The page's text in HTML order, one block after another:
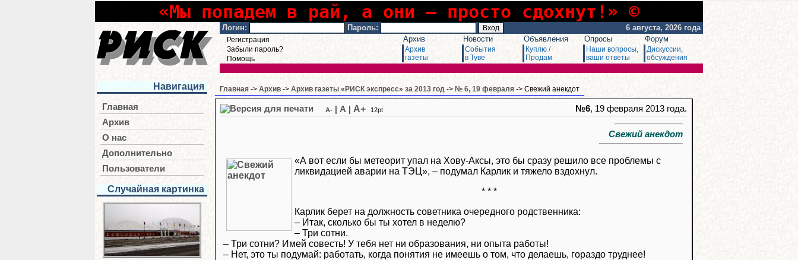
«Мы попадем в рай, а они – просто сдохнут!» ©
Логин: Пароль: 6 августа, 2026 года
Регистрация
Забыли пароль?
Помощь
Архив
Архив
газеты
Новости
События
в Туве
Объявления
Куплю /
Продам
Опросы
Наши вопросы,
ваши ответы
Форум
Дискуссии,
обсуждения
Навигация
Главная
Архив
О нас
Дополнительно
Пользователи
Случайная картинка
Главная -> Архив -> Архив газеты «РИСК экспресс» за 2013 год -> № 6, 19 февраля -> Свежий анекдот
A- A A+ 12pt №6, 19 февраля 2013 года.
Свежий анекдот
«А вот если бы метеорит упал на Хову-Аксы, это бы сразу решило все проблемы с
ликвидацией аварии на ТЭЦ», – подумал Карлик и тяжело вздохнул.
* * *
Карлик берет на должность советника очередного родственника:
– Итак, сколько бы ты хотел в неделю?
– Три сотни.
– Три сотни? Имей совесть! У тебя нет ни образования, ни опыта работы!
– Нет, это ты подумай: работать, когда понятия не имеешь о том, что делаешь, гораздо труднее!